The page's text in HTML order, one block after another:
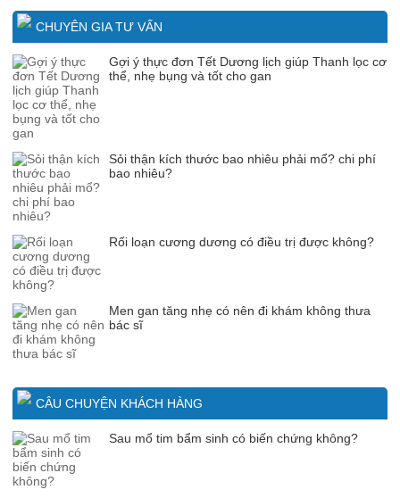
CHUYÊN GIA TƯ VẤN
Gợi ý thực đơn Tết Dương lịch giúp Thanh lọc cơ
thể, nhẹ bụng và tốt cho gan
Sỏi thận kích thước bao nhiêu phải mổ? chi phí
bao nhiêu?
Rối loạn cương dương có điều trị được không?
Men gan tăng nhẹ có nên đi khám không thưa
bác sĩ
CÂU CHUYỆN KHÁCH HÀNG
Sau mổ tim bẩm sinh có biến chứng không?